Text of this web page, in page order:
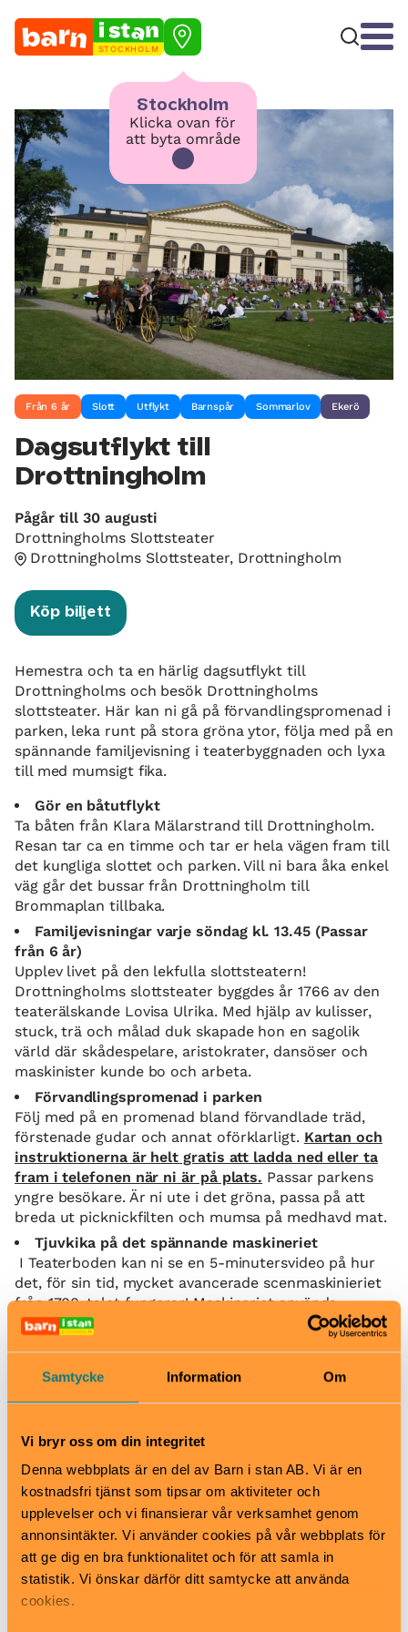
Samtycke Information Om
Vi bryr oss om din integritet
Denna webbplats är en del av Barn i stan AB. Vi är en
kostnadsfri tjänst som tipsar om aktiviteter och
upplevelser och vi finansierar vår verksamhet genom
annonsintäkter. Vi använder cookies på vår webbplats för
att ge dig en bra funktionalitet och för att samla in
statistik. Vi önskar därför ditt samtycke att använda
cookies.
STOCKHOLM
Stockholm
Klicka ovan för
att byta område
Från 6 år Slott Utflykt Barnspår Sommarlov Ekerö
Dagsutflykt till
Drottningholm
Pågår till 30 augusti
Drottningholms Slottsteater
Drottningholms Slottsteater, Drottningholm
Köp biljett
Hemestra och ta en härlig dagsutflykt till
Drottningholms och besök Drottningholms
slottsteater. Här kan ni gå på förvandlingspromenad i
parken, leka runt på stora gröna ytor, följa med på en
spännande familjevisning i teaterbyggnaden och lyxa
till med mumsigt fika.
Gör en båtutflykt
Ta båten från Klara Mälarstrand till Drottningholm.
Resan tar ca en timme och tar er hela vägen fram till
det kungliga slottet och parken. Vill ni bara åka enkel
väg går det bussar från Drottningholm till
Brommaplan tillbaka.
Familjevisningar varje söndag kl. 13.45 (Passar
från 6 år)
Upplev livet på den lekfulla slottsteatern!
Drottningholms slottsteater byggdes år 1766 av den
teaterälskande Lovisa Ulrika. Med hjälp av kulisser,
stuck, trä och målad duk skapade hon en sagolik
värld där skådespelare, aristokrater, dansöser och
maskinister kunde bo och arbeta.
Förvandlingspromenad i parken
Följ med på en promenad bland förvandlade träd,
förstenade gudar och annat oförklarligt. Kartan och
instruktionerna är helt gratis att ladda ned eller ta
fram i telefonen när ni är på plats. Passar parkens
yngre besökare. Är ni ute i det gröna, passa på att
breda ut picknickfilten och mumsa på medhavd mat.
Tjuvkika på det spännande maskineriet
I Teaterboden kan ni se en 5-minutersvideo på hur
det, för sin tid, mycket avancerade scenmaskinieriet
från 1700-talet fungerar! Maskineriet används
fortfarande vid föreställningar på teatern.
Kika in i Teaterboden
Missa inte att titta in i den unika butiken i 1700-
talsmiljö. Här finns presenter och souvenirer för alla
åldrar och i alla prisklasser, med anknytning till
Fika
I slottsparken, nära Kina slott, hittar ni mysiga
slottskafét. Här går det fint att både äta lunch eller
äta klassiskt fika.
När
Se Strömma för avgångar med båt.
Familjevisningar på teatern varje söndag kl. 13.45